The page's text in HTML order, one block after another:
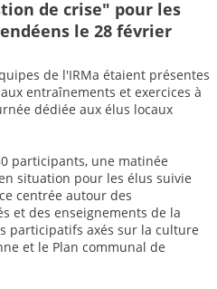
de crise" pour les
le 28 février
de l'IRMa étaient présentes
entraînements et exercices à
dédiée aux élus locaux
participants, une matinée
situation pour les élus suivie
centrée autour des
et des enseignements de la
participatifs axés sur la culture
et le Plan communal de